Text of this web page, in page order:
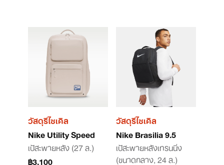
วัสดุรีไซเคิล
Nike Utility Speed
เป้สะพายหลัง (27 ล.)
฿3,100
วัสดุรีไซเคิล
Nike Brasilia 9.5
เป้สะพายหลังเทรนนิ่ง
(ขนาดกลาง, 24 ล.)